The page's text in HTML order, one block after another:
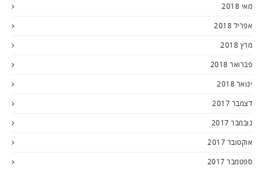
מאי 2018
אפריל 2018
מרץ 2018
פברואר 2018
ינואר 2018
דצמבר 2017
נובמבר 2017
אוקטובר 2017
ספטמבר 2017